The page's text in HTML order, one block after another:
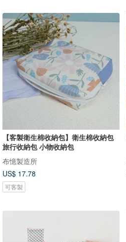
【客製衛生棉收納包】衛生棉收納包
旅行收納包 小物收納包
布憶製造所
US$ 17.78
可客製